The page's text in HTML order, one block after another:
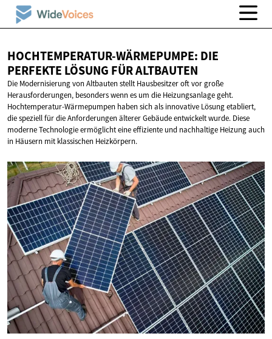
HOCHTEMPERATUR-WÄRMEPUMPE: DIE
PERFEKTE LÖSUNG FÜR ALTBAUTEN
Die Modernisierung von Altbauten stellt Hausbesitzer oft vor große
Herausforderungen, besonders wenn es um die Heizungsanlage geht.
Hochtemperatur-Wärmepumpen haben sich als innovative Lösung etabliert,
die speziell für die Anforderungen älterer Gebäude entwickelt wurde. Diese
moderne Technologie ermöglicht eine effiziente und nachhaltige Heizung auch
in Häusern mit klassischen Heizkörpern.